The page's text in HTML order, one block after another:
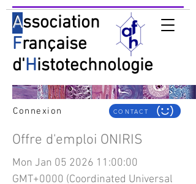
Association
Française
d'Histotechnologie
Connexion CONTACT
Offre d'emploi ONIRIS
Mon Jan 05 2026 11 :00:00
GMT+0000 (Coordinated Universal